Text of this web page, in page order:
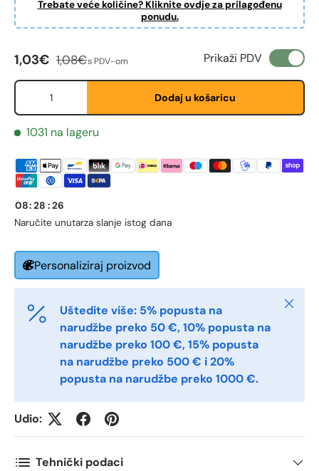
Trebate veće količine? Kliknite ovdje za prilagođenu
ponudu.
Fornavn *
Etternavn *
Telefon
Postnummer *
Antall
Kommentarer
Cijena na sniženju
1,03€ Redovna cijena
1,08€s PDV-om Prikaži PDV
Količina
Dodaj u košaricu
1031 na lageru
Naručite unutar
08:28 : 25
za slanje istog dana
Personaliziraj proizvod
Uštedite više: 5% popusta na
narudžbe preko 50 €, 10% popusta na
narudžbe preko 100 €, 15% popusta
na narudžbe preko 500 € i 20%
popusta na narudžbe preko 1000 €.
Udio:
Tehnički podaci